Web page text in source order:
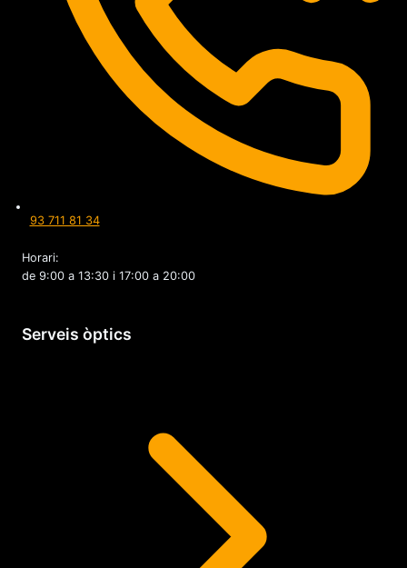
93 711 81 34
Horari:
de 9:00 a 13:30 i 17:00 a 20:00
Serveis òptics